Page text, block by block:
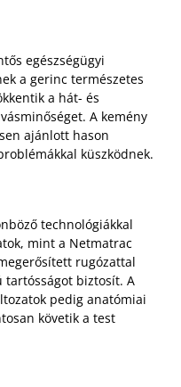
egészségügyi
a gerinc természetes
a hát- és
A kemény
ajánlott hason
küszködnek.
technológiákkal
mint a Netmatrac
rugózattal
tartósságot biztosít. A
pedig anatómiai
követik a test